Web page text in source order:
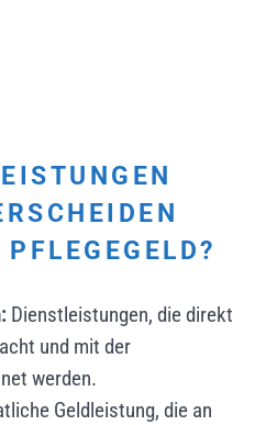
Dienstleistungen, die direkt
und mit der
werden.
Geldleistung, die an